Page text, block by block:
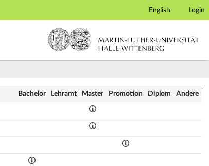
English Login
Bachelor Lehramt Master Promotion Diplom Andere